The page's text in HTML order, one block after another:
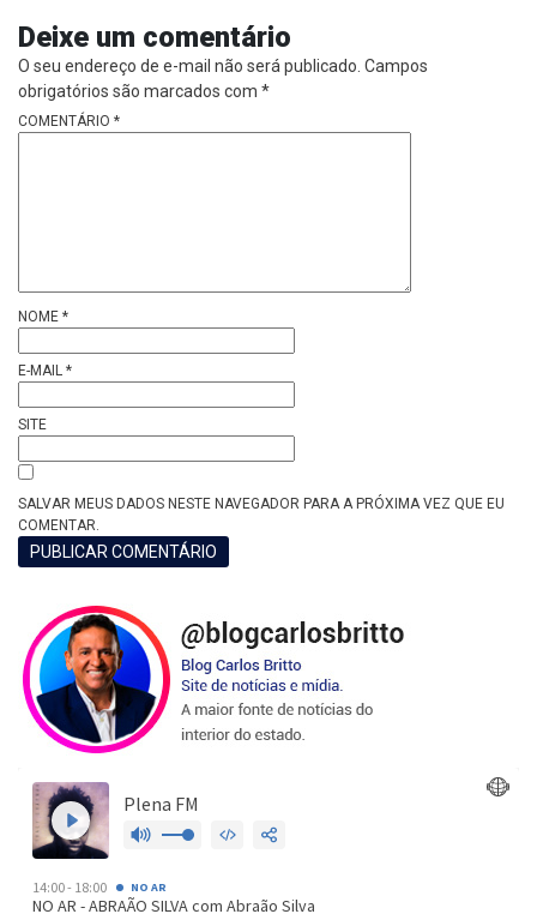
Deixe um comentário
O seu endereço de e-mail não será publicado. Campos
obrigatórios são marcados com *
COMENTÁRIO *
NOME *
E-MAIL *
SITE
SALVAR MEUS DADOS NESTE NAVEGADOR PARA A PRÓXIMA VEZ QUE EU
COMENTAR.